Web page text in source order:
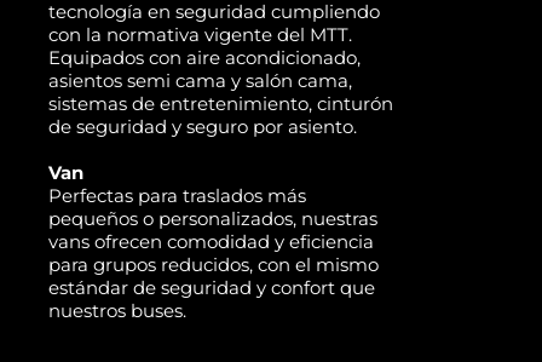
tecnología en seguridad cumpliendo
con la normativa vigente del MTT.
Equipados con aire acondicionado,
asientos semi cama y salón cama,
sistemas de entretenimiento, cinturón
de seguridad y seguro por asiento.
Van
Perfectas para traslados más
pequeños o personalizados, nuestras
vans ofrecen comodidad y eficiencia
para grupos reducidos, con el mismo
estándar de seguridad y confort que
nuestros buses.